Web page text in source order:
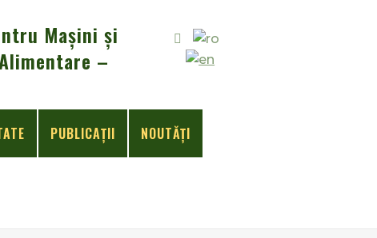
Mașini și
–
PUBLICAŢII NOUTĂȚI